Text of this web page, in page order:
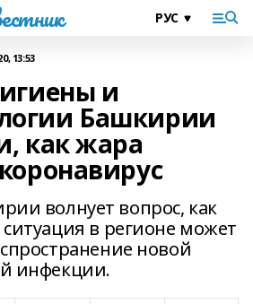
13:53
и
Башкирии
как жара
волнует вопрос, как
в регионе может
новой
инфекции.